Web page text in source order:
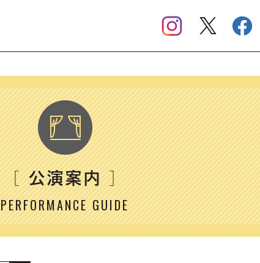
［公演案内］
PERFORMANCE GUIDE